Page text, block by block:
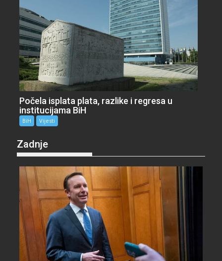
Počela isplata plata, razlike i regresa u
institucijama BiH
BiH Vijesti
Zadnje